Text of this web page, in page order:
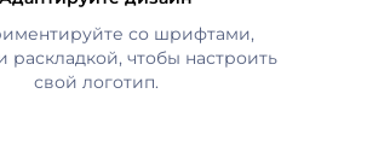
со шрифтами,
раскладкой, чтобы настроить
свой логотип.